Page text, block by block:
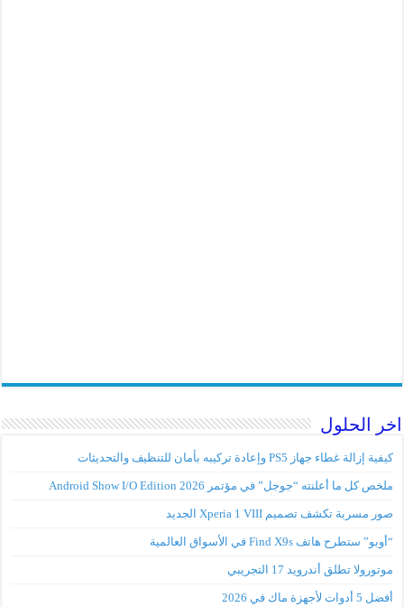
اخر الحلول
كيفية إزالة غطاء جهاز PS5 وإعادة تركيبه بأمان للتنظيف والتحديثات
ملخص كل ما أعلنته “جوجل” في مؤتمر Android Show I/O Edition 2026
صور مسربة تكشف تصميم Xperia 1 VIII الجديد
“أوبو” ستطرح هاتف Find X9s في الأسواق العالمية
موتورولا تطلق أندرويد 17 التجريبي
أفضل 5 أدوات لأجهزة ماك في 2026